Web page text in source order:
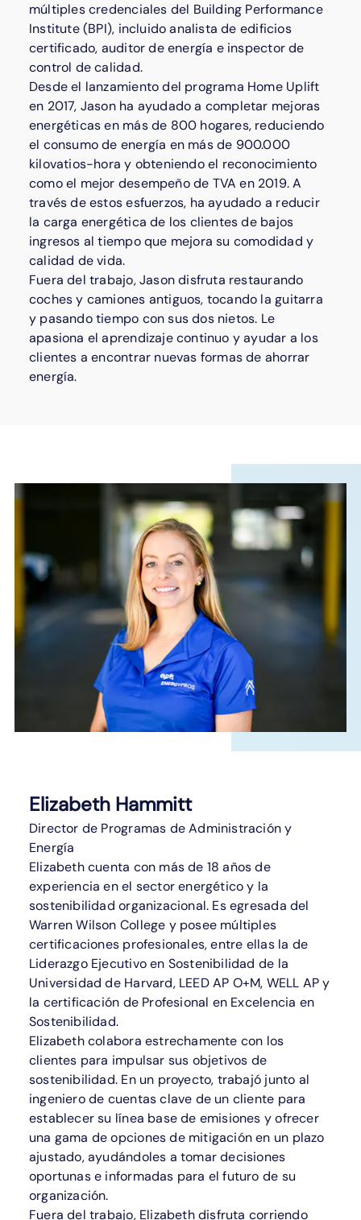
múltiples credenciales del Building Performance
Institute (BPI), incluido analista de edificios
certificado, auditor de energía e inspector de
control de calidad.
Desde el lanzamiento del programa Home Uplift
en 2017, Jason ha ayudado a completar mejoras
energéticas en más de 800 hogares, reduciendo
el consumo de energía en más de 900.000
kilovatios-hora y obteniendo el reconocimiento
como el mejor desempeño de TVA en 2019. A
través de estos esfuerzos, ha ayudado a reducir
la carga energética de los clientes de bajos
ingresos al tiempo que mejora su comodidad y
calidad de vida.
Fuera del trabajo, Jason disfruta restaurando
coches y camiones antiguos, tocando la guitarra
y pasando tiempo con sus dos nietos. Le
apasiona el aprendizaje continuo y ayudar a los
clientes a encontrar nuevas formas de ahorrar
energía.
Elizabeth Hammitt
Director de Programas de Administración y
Energía
Elizabeth cuenta con más de 18 años de
experiencia en el sector energético y la
sostenibilidad organizacional. Es egresada del
Warren Wilson College y posee múltiples
certificaciones profesionales, entre ellas la de
Liderazgo Ejecutivo en Sostenibilidad de la
Universidad de Harvard, LEED AP O+M, WELL AP y
la certificación de Profesional en Excelencia en
Sostenibilidad.
Elizabeth colabora estrechamente con los
clientes para impulsar sus objetivos de
sostenibilidad. En un proyecto, trabajó junto al
ingeniero de cuentas clave de un cliente para
establecer su línea base de emisiones y ofrecer
una gama de opciones de mitigación en un plazo
ajustado, ayudándoles a tomar decisiones
oportunas e informadas para el futuro de su
organización.
Fuera del trabajo, Elizabeth disfruta corriendo